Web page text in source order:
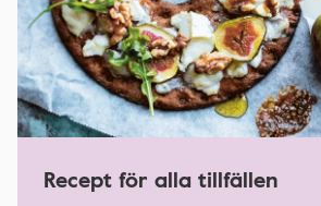
Recept för alla tillfällen